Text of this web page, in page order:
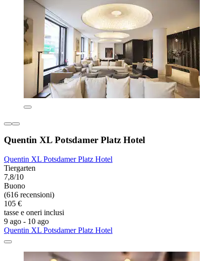
Quentin XL Potsdamer Platz Hotel
Quentin XL Potsdamer Platz Hotel
Tiergarten
7,8/10
Buono
(616 recensioni)
105 €
tasse e oneri inclusi
9 ago - 10 ago
Quentin XL Potsdamer Platz Hotel